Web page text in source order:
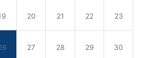
20 21 22 23
27 28 29 30